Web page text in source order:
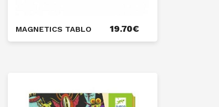
MAGNETICS TABLO 19.70€